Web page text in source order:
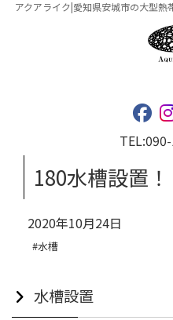
アクアライク|愛知県安城市の大型
TEL:
180水槽設置！
2020年10月24日
#水槽
水槽設置